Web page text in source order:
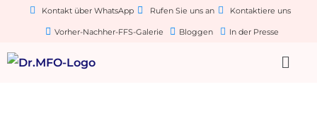
Kontakt über WhatsApp Rufen Sie uns an Kontaktiere uns
Vorher-Nachher-FFS-Galerie Bloggen In der Presse